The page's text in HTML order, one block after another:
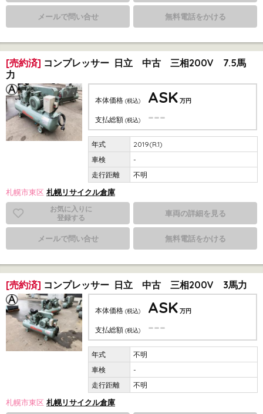
メールで問い合せ 無料電話をかける
[売約済] コンプレッサー 日立 中古 三相200V 7.5馬
力
本体価格 (税込) ASK 万円
支払総額 (税込) ---
2019(R.1)
-
不明
札幌市東区 札幌リサイクル倉庫
お気に入りに
登録する
車両の詳細を見る
メールで問い合せ 無料電話をかける
[売約済] コンプレッサー 日立 中古 三相200V 3馬力
本体価格 (税込) ASK 万円
支払総額 (税込) ---
不明
-
不明
札幌市東区 札幌リサイクル倉庫